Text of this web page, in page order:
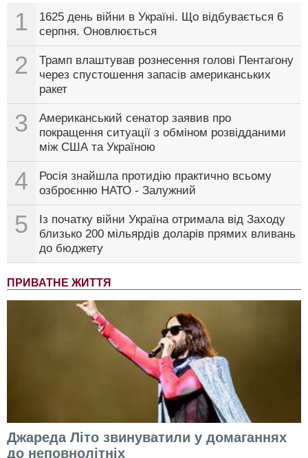
1
1625 день війни в Україні. Що відбувається 6
серпня. Оновлюється
2
Трамп влаштував рознесення голові Пентагону
через спустошення запасів американських
ракет
3
Американський сенатор заявив про
покращення ситуації з обміном розвідданими
між США та Україною
4
Росія знайшла протидію практично всьому
озброєнню НАТО - Залужний
5
Із початку війни Україна отримала від Заходу
близько 200 мільярдів доларів прямих вливань
до бюджету
ПРИВАТНЕ ЖИТТЯ
Джареда Літо звинуватили у домаганнях
до неповнолітніх